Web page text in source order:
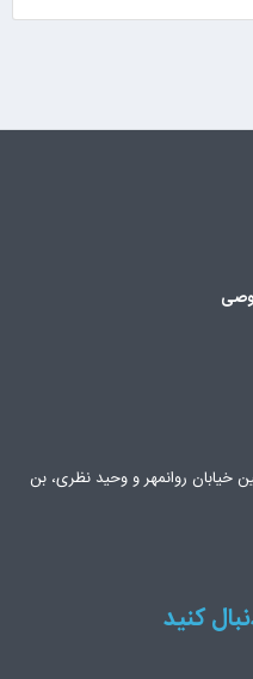
خیابان روانمهر و وحید نظری، بن
کنید